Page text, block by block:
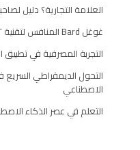
العلامة التجارية؟ دليل
غوغل Bard المنافس لتقنية ChatGPT
التجربة المصرفية في تطبيق
التحول الديمقراطي السريع
الاصطناعي
التعلم في عصر الذكاء